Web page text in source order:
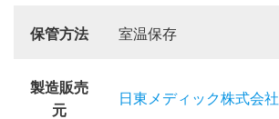
保管方法 室温保存
製造販売
元
日東メディック株式会社